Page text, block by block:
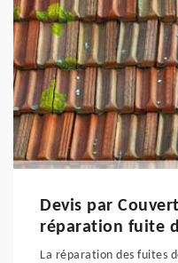
Devis par
réparation fuite
La réparation des fuites